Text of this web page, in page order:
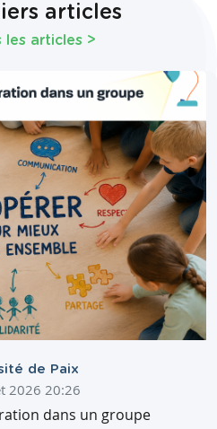
articles
les articles >
de Paix
2026 20:26
dans un groupe